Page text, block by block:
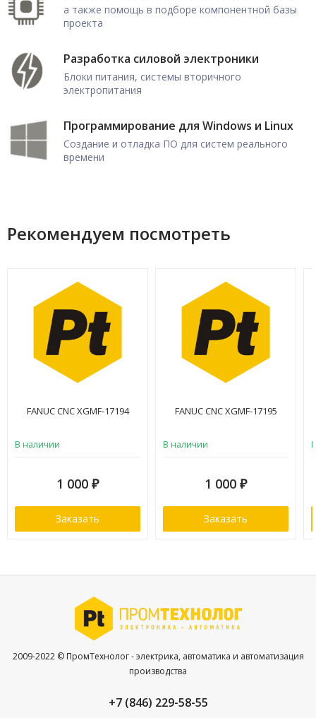
а также помощь в подборе компонентной базы
проекта
Разработка силовой электроники
Блоки питания, системы вторичного
электропитания
Программирование для Windows и Linux
Создание и отладка ПО для систем реального
времени
Рекомендуем посмотреть
FANUC CNC XGMF-17194
В наличии
1 000 ₽
Заказать
FANUC CNC XGMF-17195
В наличии
1 000 ₽
Заказать
2009-2022 © ПромТехнолог - электрика, автоматика и автоматизация
производства
+7 (846) 229-58-55